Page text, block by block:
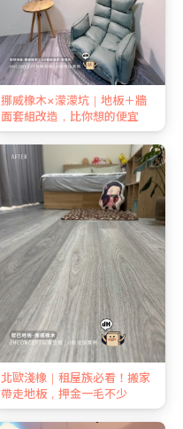
挪威橡木×濛濛坑｜地板＋牆
面套組改造，比你想的便宜
北歐淺橡｜租屋族必看！搬家
帶走地板，押金一毛不少